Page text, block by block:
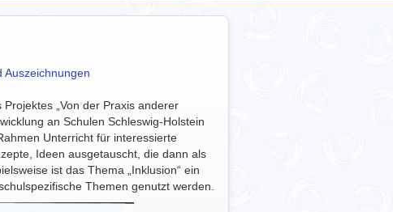
Auszeichnungen
„Von der Praxis anderer
an Schulen Schleswig-Holstein
Unterricht für interessierte
Ideen ausgetauscht, die dann als
ist das Thema „Inklusion“ ein
Themen genutzt werden.